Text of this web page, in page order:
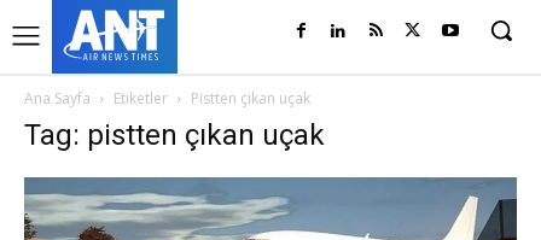
Ana Sayfa Etiketler Pistten çıkan uçak
Tag: pistten çıkan uçak